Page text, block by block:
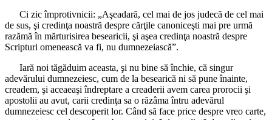
Ci zic împrotivnicii: „Aşeadară, cel mai de jos judecă de cel mai
de sus, şi credinţa noastră despre cărţile canoniceşti mai pre urmă
razămă în mărturisirea besearicii, şi aşea credinţa noastră despre
Scripturi omenească va fi, nu dumnezeiască”.
Iară noi tăgăduim aceasta, şi nu bine să închie, că singur
adevărului dumnezeiesc, cum de la besearică ni să pune înainte,
creadem, şi aceaeaşi îndreptare a creaderii avem carea prorocii şi
apostolii au avut, carii credinţa sa o răzâma întru adevărul
dumnezeiesc cel descoperit lor. Când să face price despre vreo carte,